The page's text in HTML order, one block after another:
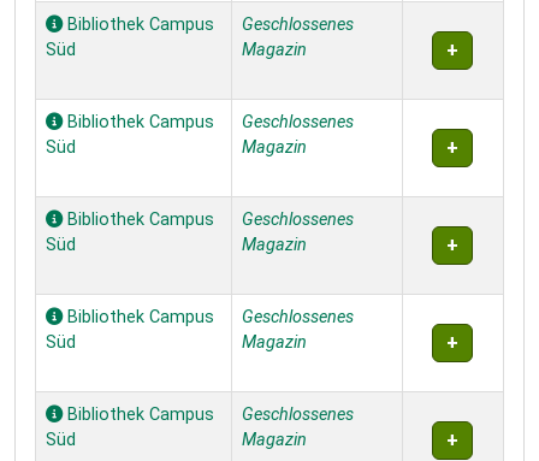
Bibliothek Campus
Süd
Geschlossenes
Magazin
Bibliothek Campus
Süd
Geschlossenes
Magazin
Bibliothek Campus
Süd
Geschlossenes
Magazin
Bibliothek Campus
Süd
Geschlossenes
Magazin
Bibliothek Campus
Süd
Geschlossenes
Magazin